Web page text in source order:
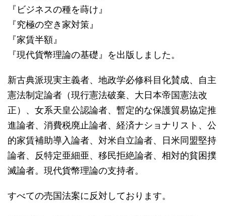
『ビジネスの種を蒔け』
『究極の空き家対策』
『家賃半額』
『現代貨幣理論の基礎』を出版しました。
新古典派現実主義者、地政学必修科目化賛成、自主
憲法制定論者（現行憲法破棄、大日本帝国憲法改
正）、女系天皇公認論者、暫定的な保護貿易協定推
進論者、消費税廃止論者、経済ナショナリスト、公
的家賃補助導入論者、対米自立論者、日米同盟堅持
論者、反特定亜細亜、移民拒絶論者、相対的貧困撲
滅論者。現代貨幣理論の支持者。
すべての売国法案に反対しております。